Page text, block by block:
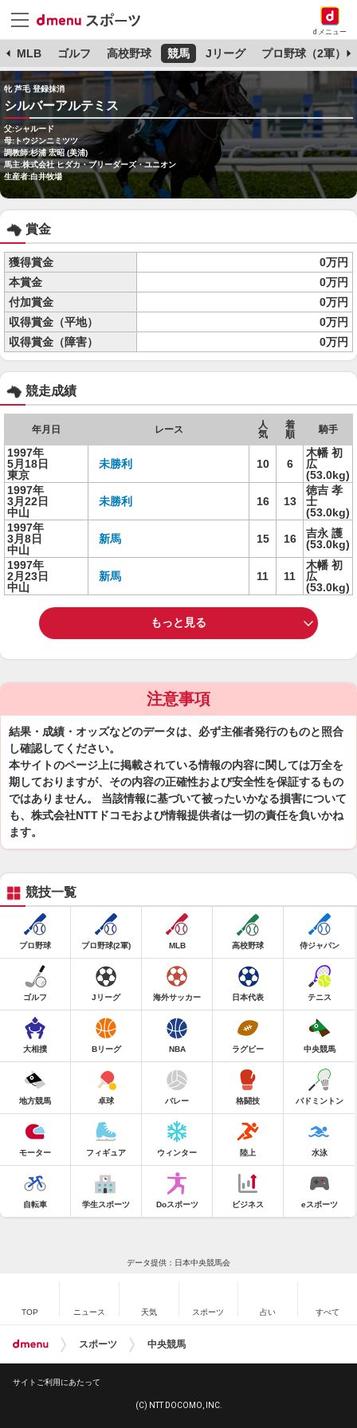
dメニュー
MLB ゴルフ 高校野球 競馬 Jリーグ プロ野球（2軍）
牝 芦毛 登録抹消
シルバーアルテミス
父:シャルード
母:トウジンニミツツ
調教師:杉浦 宏昭 (美浦)
馬主:株式会社 ヒダカ・ブリーダーズ・ユニオン
生産者:白井牧場
賞金
獲得賞金
0万円
本賞金
0万円
付加賞金
0万円
収得賞金（平地）
0万円
収得賞金（障害）
0万円
競走成績
年月日 レース
人
気
着
順
騎手
1997年
5月18日
東京
未勝利 10 6
木幡 初
広
(53.0kg)
1997年
3月22日
中山
未勝利 16 13
徳吉 孝
士
(53.0kg)
1997年
3月8日
中山
新馬 15 16
吉永 護
(53.0kg)
1997年
2月23日
中山
新馬 11 11
木幡 初
広
(53.0kg)
もっと見る
注意事項
結果・成績・オッズなどのデータは、必ず主催者発行のものと照合
し確認してください。
本サイトのページ上に掲載されている情報の内容に関しては万全を
期しておりますが、その内容の正確性および安全性を保証するもの
ではありません。 当該情報に基づいて被ったいかなる損害について
も、株式会社NTTドコモおよび情報提供者は一切の責任を負いかね
ます。
競技一覧
プロ野球 プロ野球(2軍) MLB 高校野球 侍ジャパン
ゴルフ Jリーグ 海外サッカー 日本代表 テニス
大相撲 Bリーグ NBA ラグビー 中央競馬
地方競馬 卓球 バレー 格闘技 バドミントン
モーター フィギュア ウィンター 陸上 水泳
自転車 学生スポーツ Doスポーツ ビジネス eスポーツ
データ提供：日本中央競馬会
TOP ニュース 天気 スポーツ 占い すべて
スポーツ 中央競馬
サイトご利用にあたって
(C) NTT DOCOMO, INC.